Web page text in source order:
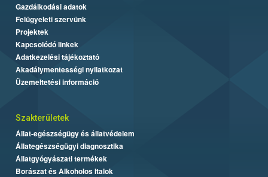
Gazdálkodási adatok
Felügyeleti szervünk
Projektek
Kapcsolódó linkek
Adatkezelési tájékoztató
Akadálymentességi nyilatkozat
Üzemeltetési információ
Szakterületek
Állat-egészségügy és állatvédelem
Állategészségügyi diagnosztika
Állatgyógyászati termékek
Borászat és Alkoholos Italok